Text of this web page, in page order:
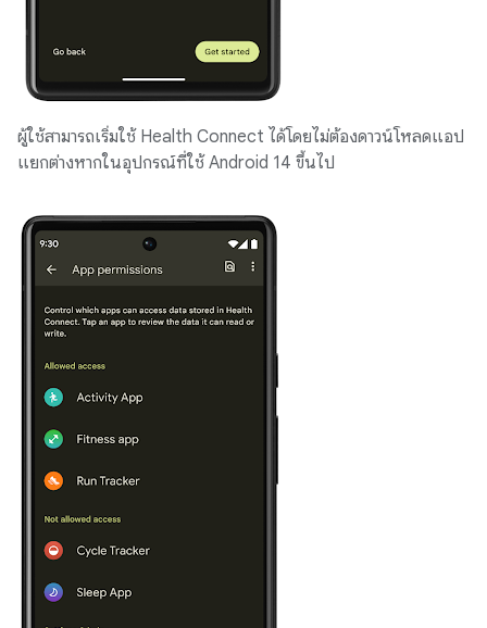
ผู้ใช้สามารถเริ่มใช้ Health Connect ได้โดยไม่ต้องดาวน์โหลดแอป
แยกต่างหากในอุปกรณ์ที่ใช้ Android 14 ขึ้นไป